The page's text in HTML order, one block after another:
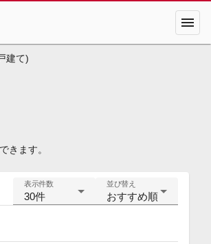
menu
建て)
きます。
表示件数
30件
並び替え
おすすめ順